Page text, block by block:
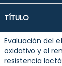
TÍTULO
Evaluación del
oxidativo y el
resistencia